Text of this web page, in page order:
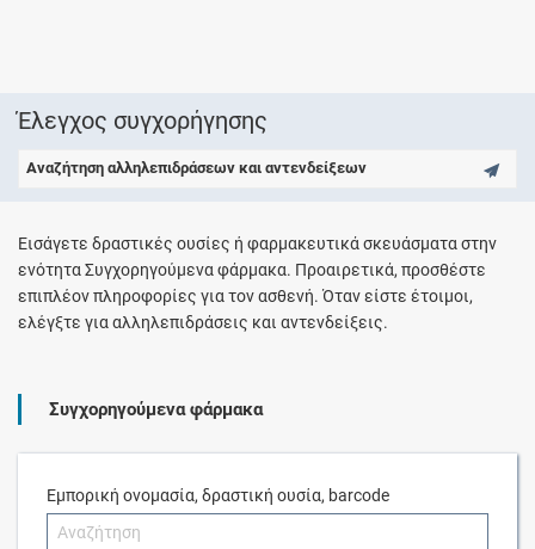
Έλεγχος συγχορήγησης
Αναζήτηση αλληλεπιδράσεων και αντενδείξεων
Εισάγετε δραστικές ουσίες ή φαρμακευτικά σκευάσματα στην
ενότητα Συγχορηγούμενα φάρμακα. Προαιρετικά, προσθέστε
επιπλέον πληροφορίες για τον ασθενή. Όταν είστε έτοιμοι,
ελέγξτε για αλληλεπιδράσεις και αντενδείξεις.
Συγχορηγούμενα φάρμακα
Εμπορική ονομασία, δραστική ουσία, barcode